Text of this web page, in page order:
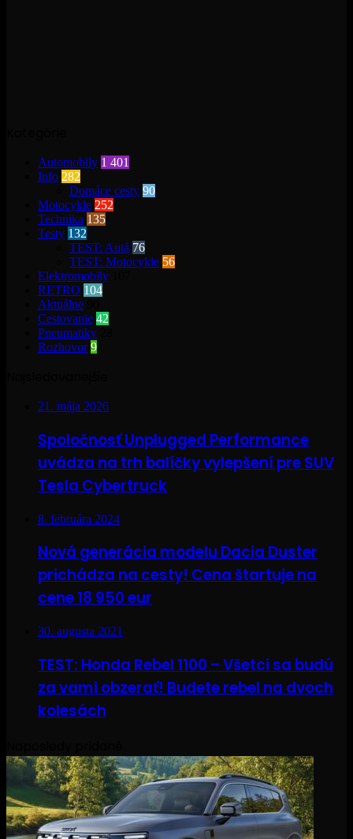
Automobily 1 401
Info 282
Domáce cesty 90
Motocykle 252
Technika 135
Testy 132
TEST: Autá 76
TEST: Motocykle 56
Elektromobily
RETRO 104
Aktuálne
Cestovanie 42
Pneumatiky
Rozhovor 9
21. mája 2026
Spoločnosť Unplugged Performance
uvádza na trh balíčky vylepšení pre SUV
Tesla Cybertruck
8. februára 2024
Nová generácia modelu Dacia Duster
prichádza na cesty! Cena štartuje na
cene 18 950 eur
30. augusta 2021
TEST: Honda Rebel 1100 – Všetci sa budú
za vami obzerať! Budete rebel na dvoch
kolesách